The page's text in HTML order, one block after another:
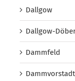
Dallgow
Dallgow-
Dammfeld
Dammvorstadt